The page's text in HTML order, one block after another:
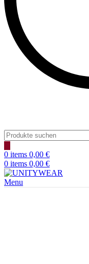
Products
search
0 items 0,00 €
0 items 0,00 €
Menu